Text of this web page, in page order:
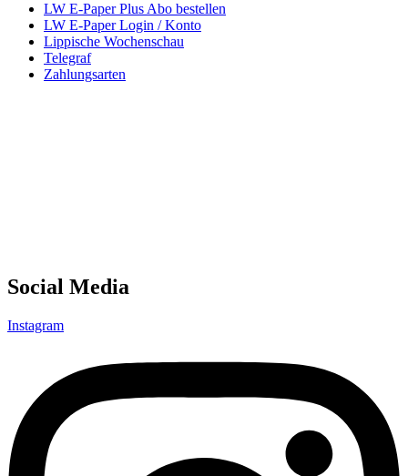
LW E-Paper Plus Abo bestellen
LW E-Paper Login / Konto
Lippische Wochenschau
Telegraf
Zahlungsarten
Social Media
Instagram